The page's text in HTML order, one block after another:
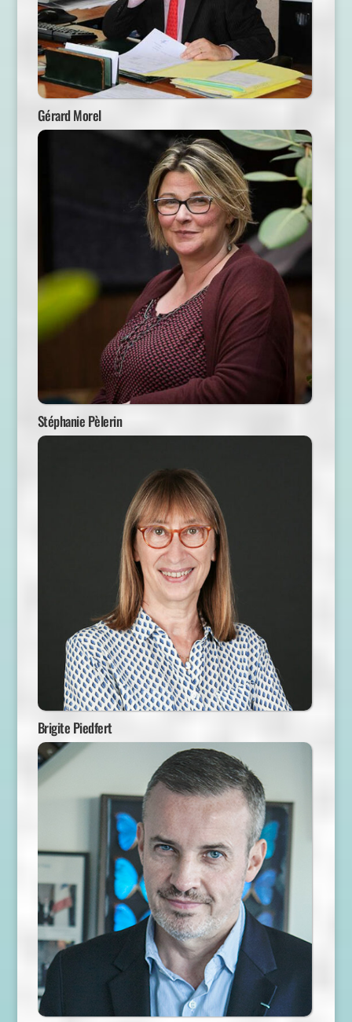
Gérard Morel
Stéphanie Pèlerin
Brigite Piedfert